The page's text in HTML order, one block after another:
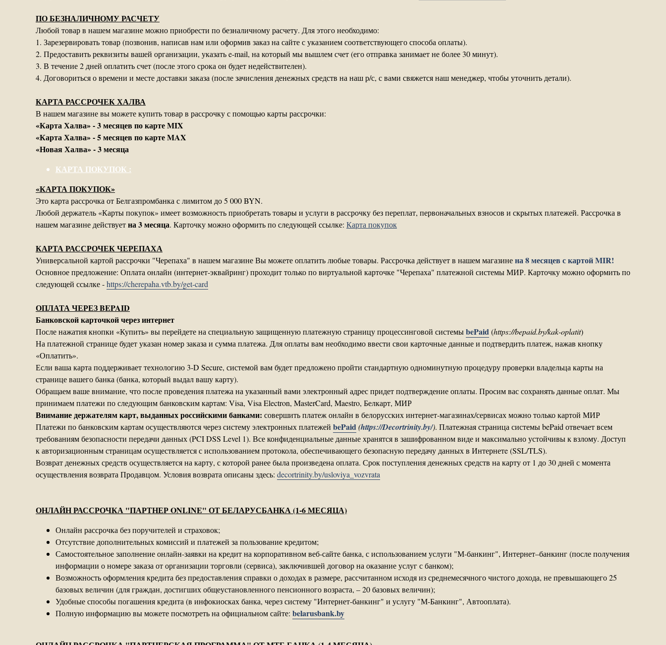
ПО БЕЗНАЛИЧНОМУ РАСЧЕТУ
Любой товар в нашем магазине можно приобрести по безналичному расчету. Для этого необходимо:
1. Зарезервировать товар (позвонив, написав нам или оформив заказ на сайте с указанием соответствующего способа оплаты).
2. Предоставить реквизиты вашей организации, указать e-mail, на который мы вышлем счет (его отправка занимает не более 30 минут).
3. В течение 2 дней оплатить счет (после этого срока он будет недействителен).
4. Договориться о времени и месте доставки заказа (после зачисления денежных средств на наш р/с, с вами свяжется наш менеджер, чтобы уточнить детали).
КАРТА РАССРОЧЕК ХАЛВА
В нашем магазине вы можете купить товар в рассрочку с помощью карты рассрочки:
«Карта Халва» - 3 месяцев по карте MIX
«Карта Халва» - 5 месяцев по карте MAX
«Новая Халва» - 3 месяца
КАРТА ПОКУПОК :
«КАРТА ПОКУПОК»
Это карта рассрочка от Белгазпромбанка с лимитом до 5 000 BYN.
Любой держатель «Карты покупок» имеет возможность приобретать товары и услуги в рассрочку без переплат, первоначальных взносов и скрытых платежей. Рассрочка в
нашем магазине действуетна 3 месяца. Карточку можно оформить по следующей ссылке: Карта покупок
КАРТА РАССРОЧЕК ЧЕРЕПАХА
Универсальной картой рассрочки "Черепаха" в нашем магазине Вы можете оплатить любые товары. Рассрочка действует в нашем магазинена 8 месяцев с картой MIR!
Основное предложение: Оплата онлайн (интернет-эквайринг) проходит только по виртуальной карточке "Черепаха" платежной системы МИР. Карточку можно оформить по
следующей ссылке -https://cherepaha.vtb.by/get-card
ОПЛАТА ЧЕРЕЗ BEPAID
Банковской карточкой через интернет
После нажатия кнопки «Купить» вы перейдете на специальную защищенную платежную страницу процессинговой системыbePaid(https://bepaid.by/kak-oplatit)
На платежной странице будет указан номер заказа и сумма платежа. Для оплаты вам необходимо ввести свои карточные данные и подтвердить платеж, нажав кнопку
«Оплатить».
Если ваша карта поддерживает технологию 3-D Secure, системой вам будет предложено пройти стандартную одноминутную процедуру проверки владельца карты на
странице вашего банка (банка, который выдал вашу карту).
Обращаем ваше внимание, что после проведения платежа на указанный вами электронный адрес придет подтверждение оплаты. Просим вас сохранять данные оплат. Мы
принимаем платежи по следующим банковским картам: Visa, Visa Electron, MasterCard, Maestro, Белкарт, МИР
Внимание держателям карт, выданных российскими банками: совершить платеж онлайн в белорусских интернет-магазинах/сервисах можно только картой МИР
Платежи по банковским картам осуществляются через систему электронных платежей bePaid(https://Decortrinity.by/). Платежная страница системы bePaid отвечает всем
требованиям безопасности передачи данных (PCI DSS Level 1). Все конфиденциальные данные хранятся в зашифрованном виде и максимально устойчивы к взлому. Доступ
к авторизационным страницам осуществляется с использованием протокола, обеспечивающего безопасную передачу данных в Интернетe (SSL/TLS).
Возврат денежных средств осуществляется на карту, с которой ранее была произведена оплата. Срок поступления денежных средств на карту от 1 до 30 дней с момента
осуществления возврата Продавцом. Условия возврата описаны здесь: decortrinity.by/usloviya_vozvrata
ОНЛАЙН РАССРОЧКА "ПАРТНЕР ONLINE" ОТ БЕЛАРУСБАНКА (1-6 МЕСЯЦА)
Онлайн рассрочка без поручителей и страховок;
Отсутствие дополнительных комиссий и платежей за пользование кредитом;
Самостоятельное заполнение онлайн-заявки на кредит на корпоративном веб-сайте банка, с использованием услуги "М-банкинг", Интернет–банкинг (после получения
информации о номере заказа от организации торговли (сервиса), заключившей договор на оказание услуг с банком);
Возможность оформления кредита без предоставления справки о доходах в размере, рассчитанном исходя из среднемесячного чистого дохода, не превышающего 25
базовых величин (для граждан, достигших общеустановленного пенсионного возраста, – 20 базовых величин);
Удобные способы погашения кредита (в инфокиосках банка, через систему "Интернет-банкинг" и услугу "М-Банкинг", Автооплата).
Полную информацию вы можете посмотреть на официальном сайте: belarusbank.by